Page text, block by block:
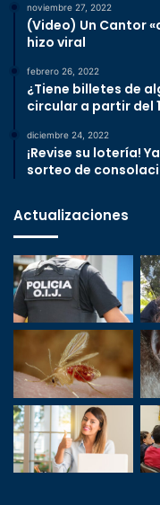
noviembre 27, 2022
(Video) Un Cantor
hizo viral
febrero 26, 2022
¿Tiene billetes de
circular a partir del
diciembre 24, 2022
¡Revise su lotería!
sorteo de
Actualizaciones